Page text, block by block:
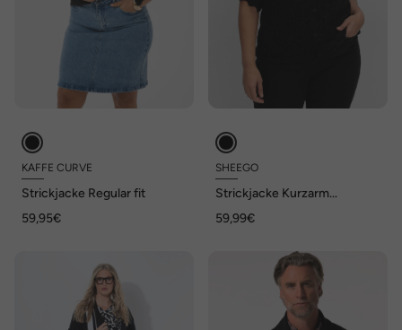
KAFFE CURVE
Strickjacke Regular fit
59,95€
SHEEGO
Strickjacke Kurzarm
Kragen
59,99€